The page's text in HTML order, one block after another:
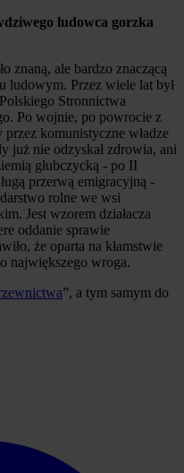
ludowca gorzka
znaną, ale bardzo znaczącą
ludowym. Przez wiele lat był
Stronnictwa
Po wojnie, po powrocie z
komunistyczne władze
już nie odzyskał zdrowia, ani
głubczycką - po II
przerwą emigracyjną -
rolne we wsi
Jest wzorem działacza
oddanie sprawie
że oparta na kłamstwie
największego wroga.
”, a tym samym do